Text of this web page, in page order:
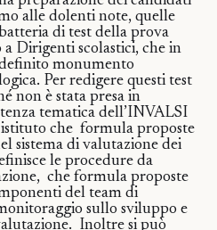
alle dolenti note, quelle
di test della prova
Dirigenti scolastici, che in
monumento
Per redigere questi test
non è stata presa in
tematica dell’INVALSI
istituto che formula proposte
sistema di valutazione dei
le procedure da
che formula proposte
del team di
sullo sviluppo e
Inoltre si può